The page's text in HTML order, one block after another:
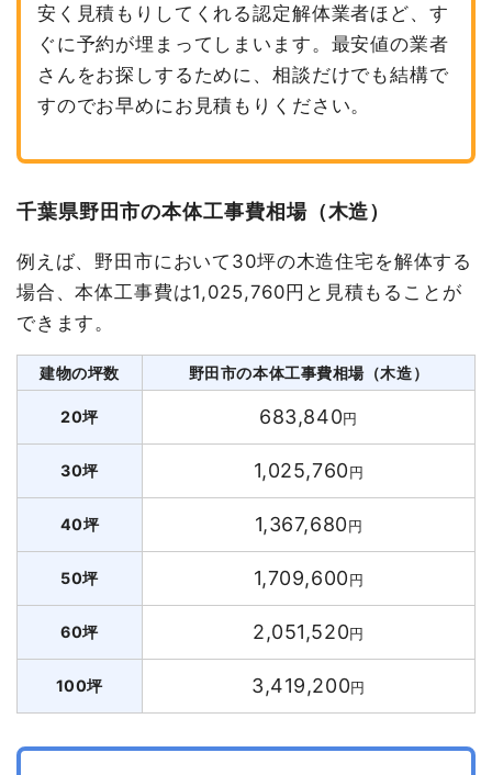
安く見積もりしてくれる認定解体業者ほど、す
ぐに予約が埋まってしまいます。最安値の業者
さんをお探しするために、相談だけでも結構で
すのでお早めにお見積もりください。
千葉県野田市の本体工事費相場（木造）
例えば、野田市において30坪の木造住宅を解体する
場合、本体工事費は1,025,760円と見積もることが
できます。
建物の坪数 野田市の本体工事費相場（木造）
20坪 683,840円
30坪 1,025,760円
40坪 1,367,680円
50坪 1,709,600円
60坪 2,051,520円
100坪 3,419,200円